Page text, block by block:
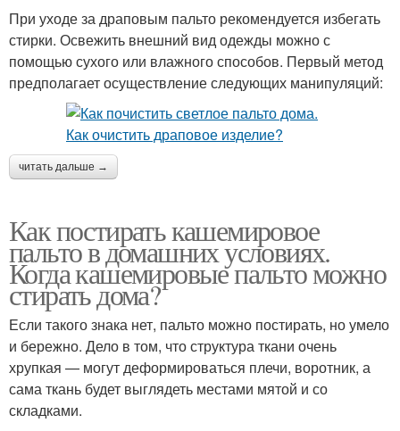
При уходе за драповым пальто рекомендуется избегать
стирки. Освежить внешний вид одежды можно с
помощью сухого или влажного способов. Первый метод
предполагает осуществление следующих манипуляций:
читать дальше →
Как постирать кашемировое
пальто в домашних условиях.
Когда кашемировые пальто можно
стирать дома?
Если такого знака нет, пальто можно постирать, но умело
и бережно. Дело в том, что структура ткани очень
хрупкая — могут деформироваться плечи, воротник, а
сама ткань будет выглядеть местами мятой и со
складками.